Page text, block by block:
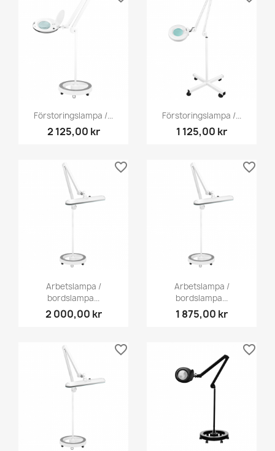
Förstoringslampa /...
2 125,00 kr
Förstoringslampa /...
1 125,00 kr
Arbetslampa /
bordslampa...
2 000,00 kr
favorite_border
Arbetslampa /
bordslampa...
1 875,00 kr
favorite_border
favorite_border favorite_border